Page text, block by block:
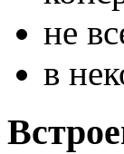
не
в